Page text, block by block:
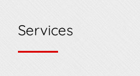
Services